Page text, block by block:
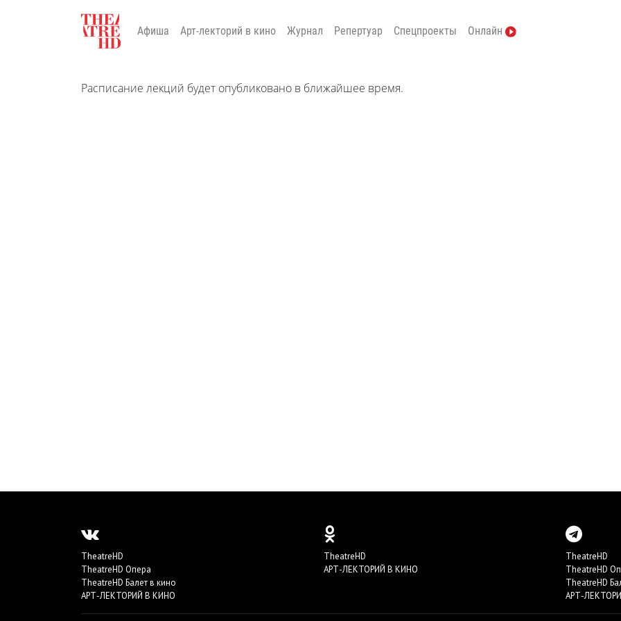
Афиша Арт-лекторий в кино Журнал Репертуар Спецпроекты Онлайн
Расписание лекций будет опубликовано в ближайшее время.
TheatreHD
TheatreHD Опера
TheatreHD Балет в кино
АРТ-ЛЕКТОРИЙ В КИНО
TheatreHD
АРТ-ЛЕКТОРИЙ В КИНО
TheatreHD
TheatreHD
TheatreHD
АРТ-